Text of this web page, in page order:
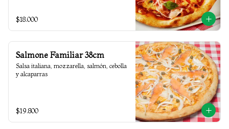
$18.000
Salmone Familiar 38cm
Salsa italiana, mozzarella, salmón, cebolla
y alcaparras
$19.800